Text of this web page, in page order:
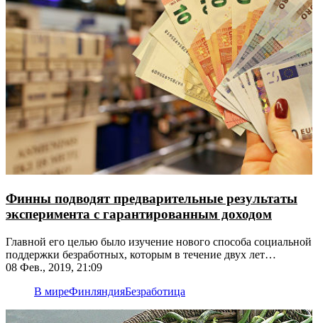
Финны подводят предварительные результаты
эксперимента с гарантированным доходом
Главной его целью было изучение нового способа социальной
поддержки безработных, которым в течение двух лет
ежемесячно выплачивали по 560 евро
08 Фев., 2019, 21:09
В миреФинляндияБезработица